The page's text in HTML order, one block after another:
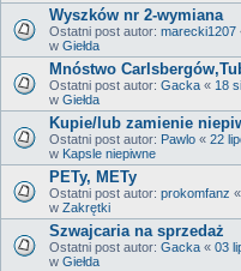
Wyszków nr 2-wymiana
Ostatni post autor: marecki1207
w Giełda
Mnóstwo
Ostatni post autor: Gacka « 18
w Giełda
Kupie/lub zamienie
Ostatni post autor: Pawlo « 22
w Kapsle niepiwne
PETy, METy
Ostatni post autor: prokomfanz «
w Zakrętki
Szwajcaria na sprzedaż
Ostatni post autor: Gacka « 03
w Giełda